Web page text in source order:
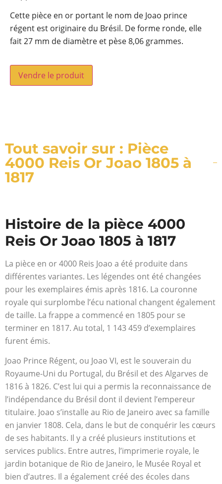
Cette pièce en or portant le nom de Joao prince
régent est originaire du Brésil. De forme ronde, elle
fait 27 mm de diamètre et pèse 8,06 grammes.
Vendre le produit
Tout savoir sur : Pièce
4000 Reis Or Joao 1805 à
1817
Histoire de la pièce 4000
Reis Or Joao 1805 à 1817
La pièce en or 4000 Reis Joao a été produite dans
différentes variantes. Les légendes ont été changées
pour les exemplaires émis après 1816. La couronne
royale qui surplombe l’écu national changent également
de taille. La frappe a commencé en 1805 pour se
terminer en 1817. Au total, 1 143 459 d’exemplaires
furent émis.
Joao Prince Régent, ou Joao VI, est le souverain du
Royaume-Uni du Portugal, du Brésil et des Algarves de
1816 à 1826. C’est lui qui a permis la reconnaissance de
l’indépendance du Brésil dont il devient l’empereur
titulaire. Joao s’installe au Rio de Janeiro avec sa famille
en janvier 1808. Cela, dans le but de conquérir les cœurs
de ses habitants. Il y a créé plusieurs institutions et
services publics. Entre autres, l’imprimerie royale, le
jardin botanique de Rio de Janeiro, le Musée Royal et
bien d’autres. Il a également créé des écoles dans